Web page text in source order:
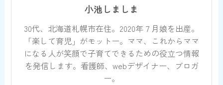
小池しましま
30代、北海道札幌市在住。2020年７月娘を出産。
「楽して育児」がモットー。ママ、これからママ
になる人が笑顔で子育てできるための役立つ情報
を発信します。看護師、webデザイナー、ブロガ
ー。